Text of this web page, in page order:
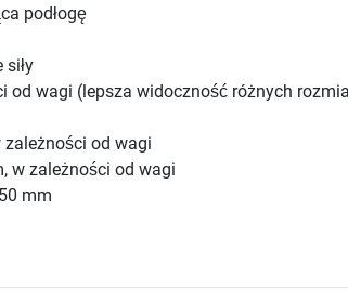
podłogę
od wagi (lepsza widoczność różnych
zależności od wagi
w zależności od wagi
mm